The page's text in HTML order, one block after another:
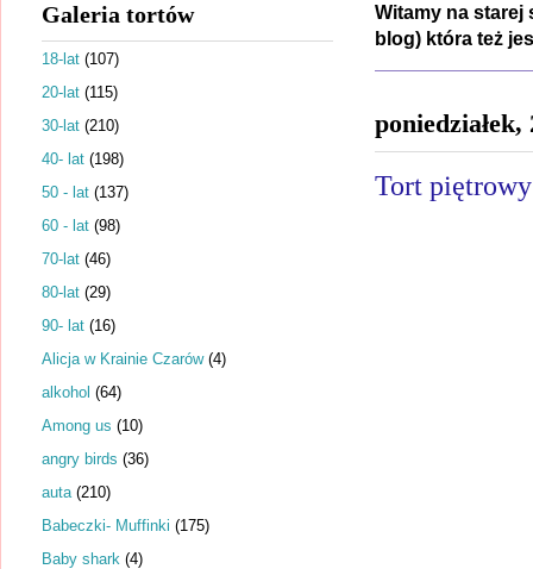
Witamy na starej
blog) która też
poniedziałek,
Tort
Galeria tortów
18-lat (107)
20-lat (115)
30-lat (210)
40- lat (198)
50 - lat (137)
60 - lat (98)
70-lat (46)
80-lat (29)
90- lat (16)
Alicja w Krainie Czarów (4)
alkohol (64)
Among us (10)
angry birds (36)
auta (210)
Babeczki- Muffinki (175)
Baby shark (4)